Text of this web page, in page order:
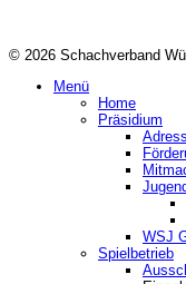
© 2026 Schachverband
Menü
Home
Präsidium
WSJ
Spielbetrieb